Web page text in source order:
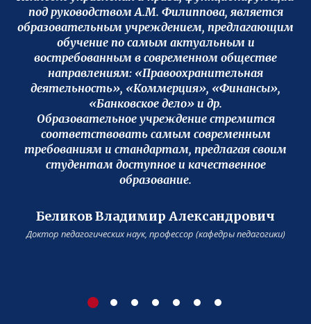
под руководством А.М. Филиппова, является
образовательным учреждением, предлагающим
обучение по самым актуальным и
востребованным в современном обществе
направлениям: «Правоохранительная
деятельность», «Коммерция», «Финансы»,
«Банковское дело» и др.
Образовательное учреждение стремится
соответствовать самым современным
требованиям и стандартам, предлагая своим
студентам доступное и качественное
образование.
Беликов Владимир Александрович
Доктор педагогических наук, профессор (кафедры педагогики)